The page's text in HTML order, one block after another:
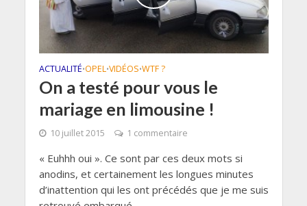
ACTUALITÉ•OPEL•VIDÉOS•WTF ?
On a testé pour vous le
mariage en limousine !
10 juillet 2015 1 commentaire
« Euhhh oui ». Ce sont par ces deux mots si
anodins, et certainement les longues minutes
d’inattention qui les ont précédés que je me suis